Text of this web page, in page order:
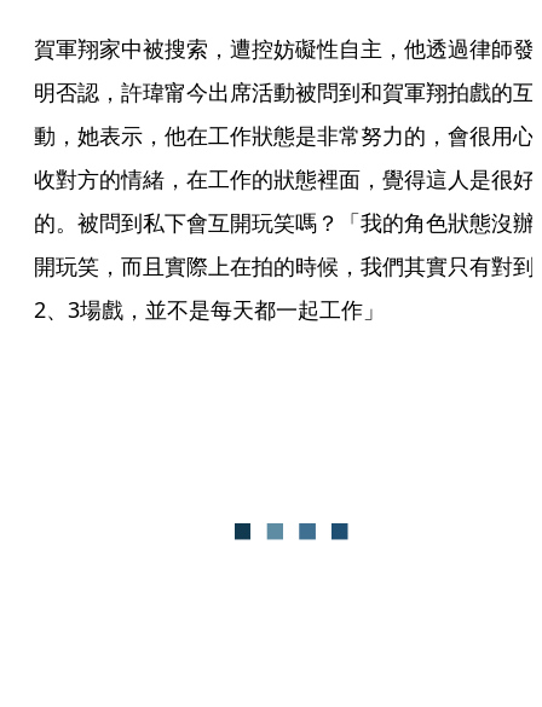
賀軍翔家中被搜索，遭控妨礙性自主，他透過律師發
明否認，許瑋甯今出席活動被問到和賀軍翔拍戲的互
動，她表示，他在工作狀態是非常努力的，會很用心
收對方的情緒，在工作的狀態裡面，覺得這人是很好
的。被問到私下會互開玩笑嗎？「我的角色狀態沒辦
開玩笑，而且實際上在拍的時候，我們其實只有對到
2、3場戲，並不是每天都一起工作」